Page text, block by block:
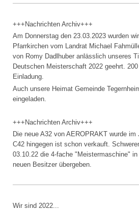
+++Nachrichten Archiv+++
Am Donnerstag den 23.03.2023 wurden
Pfarrkirchen vom Landrat Michael
von Romy Dadlhuber anlässlich unseres
Deutschen Meisterschaft 2022 geehrt.
Einladung.
Auch unsere Heimat Gemeinde
eingeladen.
+++Nachrichten Archiv+++
Die neue A32 von AEROPRAKT wurde
C42 hingegen ist schon verkauft.
03.10.22 die 4-fache "Meistermaschine"
neuen Besitzer übergeben.
Wir sind 2022...